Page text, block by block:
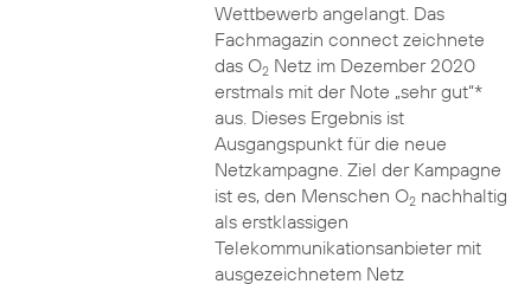
Wettbewerb angelangt. Das
Fachmagazin connect zeichnete
das O2Netz im Dezember 2020
erstmals mit der Note „sehr gut“*
aus. Dieses Ergebnis ist
Ausgangspunkt für die neue
Netzkampagne. Ziel der Kampagne
ist es, den Menschen O2nachhaltig
als erstklassigen
Telekommunikationsanbieter mit
ausgezeichnetem Netz